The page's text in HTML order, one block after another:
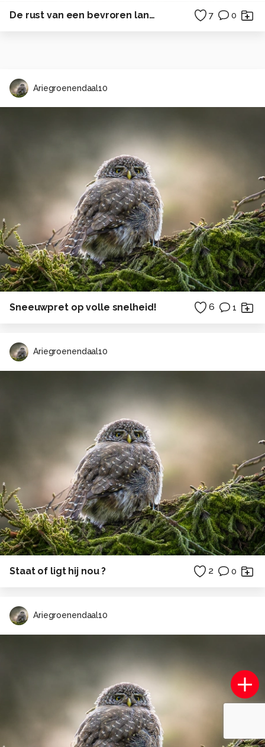
De rust van een bevroren landschap, onderbroken door leven 7 0
Ariegroenendaal10
Sneeuwpret op volle snelheid! 6 1
Ariegroenendaal10
Staat of ligt hij nou ? 2 0
Ariegroenendaal10